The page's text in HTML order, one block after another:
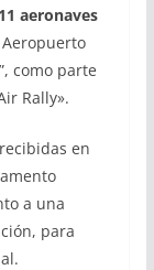
11 aeronaves
como parte
Rally».
en
a una
para